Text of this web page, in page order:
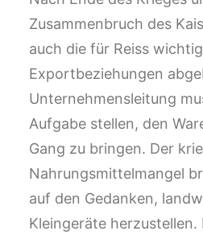
Zusammenbruch des
auch die für Reiss
Exportbeziehungen
Unternehmensleitung
Aufgabe stellen, den
Gang zu bringen. Der
Nahrungsmittelmangel
auf den Gedanken,
Kleingeräte herzustellen.